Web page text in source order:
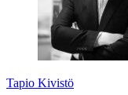
Tapio Kivistö